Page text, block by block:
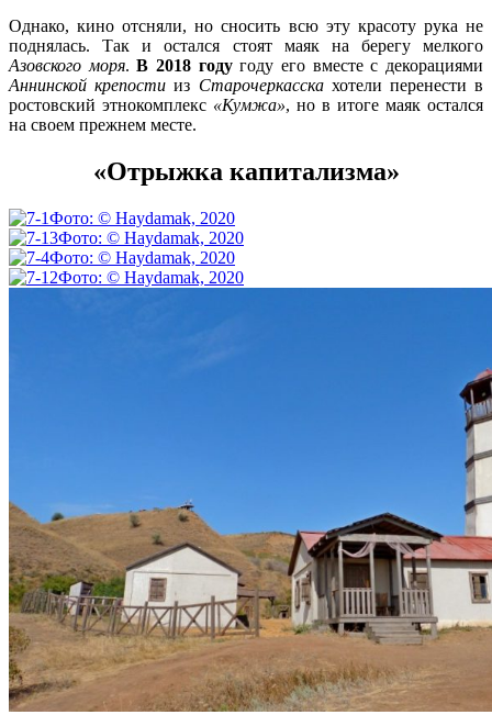
Однако, кино отсняли, но сносить всю эту красоту рука не
поднялась. Так и остался стоят маяк на берегу мелкого
Азовского моря.В 2018 годугоду его вместе с декорациями
Аннинской крепости из Старочеркасскахотели перенести в
ростовский этнокомплекс «Кумжа», но в итоге маяк остался
на своем прежнем месте.
«Отрыжка капитализма»
Фото: © Haydamak, 2020
Фото: © Haydamak, 2020
Фото: © Haydamak, 2020
Фото: © Haydamak, 2020